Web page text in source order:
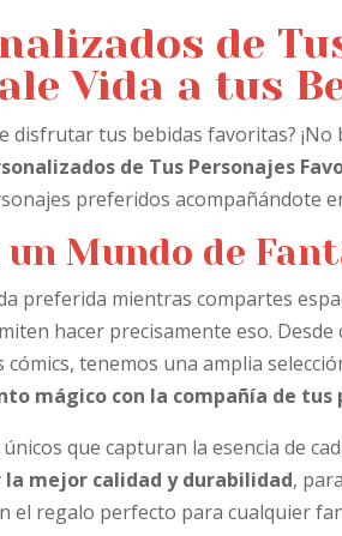
de
Vida a tus
disfrutar tus bebidas favoritas?
de Tus Personajes
preferidos acompañándote
Mundo de
preferida mientras compartes
hacer precisamente eso.
tenemos una amplia
mágico con la compañía de
que capturan la esencia de
mejor calidad y durabilidad,
el regalo perfecto para cualquier